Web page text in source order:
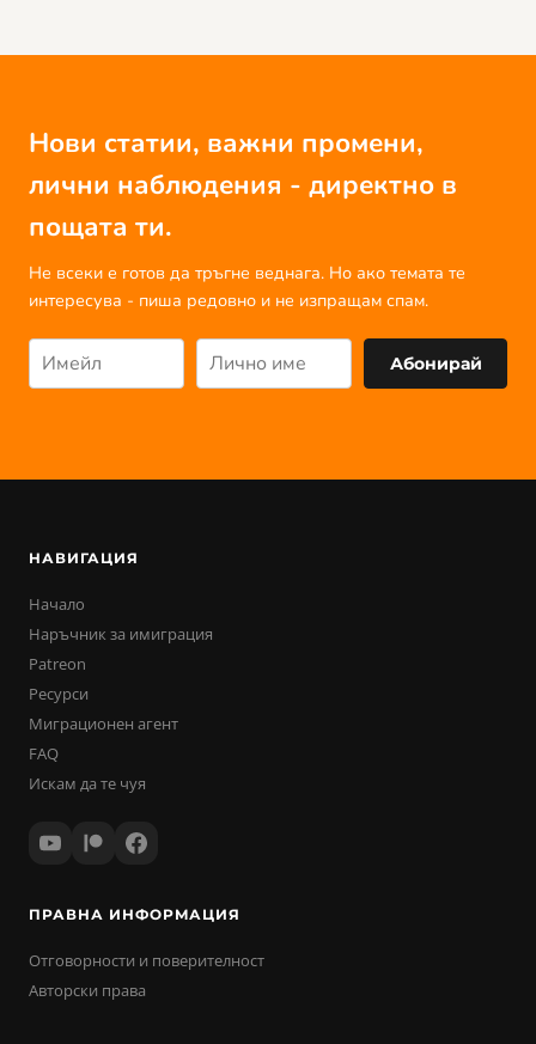
Нови статии, важни промени,
лични наблюдения - директно в
пощата ти.
Не всеки е готов да тръгне веднага. Но ако темата те
интересува - пиша редовно и не изпращам спам.
Абонирай
НАВИГАЦИЯ
Начало
Наръчник за имиграция
Patreon
Ресурси
Миграционен агент
FAQ
Искам да те чуя
ПРАВНА ИНФОРМАЦИЯ
Отговорности и поверителност
Авторски права